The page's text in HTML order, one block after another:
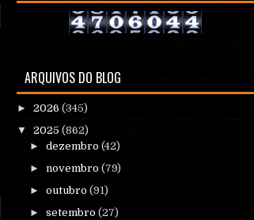
ARQUIVOS DO BLOG
► 2026 (345)
▼ 2025 (862)
► dezembro (42)
► novembro (79)
► outubro (91)
► setembro (27)